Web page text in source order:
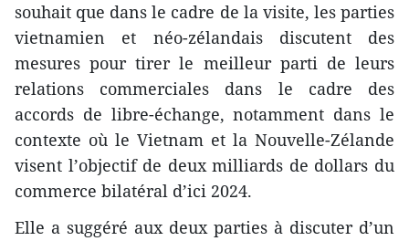
souhait que dans le cadre de la visite, les parties
vietnamien et néo-zélandais discutent des
mesures pour tirer le meilleur parti de leurs
relations commerciales dans le cadre des
accords de libre-échange, notamment dans le
contexte où le Vietnam et la Nouvelle-Zélande
visent l’objectif de deux milliards de dollars du
commerce bilatéral d’ici 2024.
Elle a suggéré aux deux parties à discuter d’un